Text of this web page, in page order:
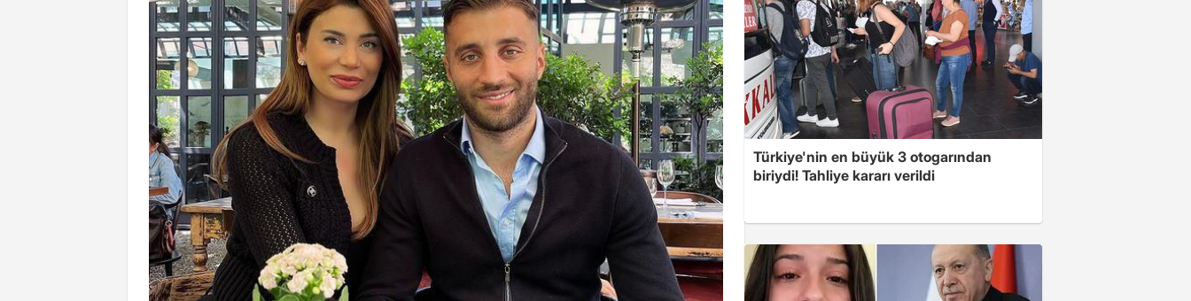
Türkiye'nin en büyük 3 otogarından
biriydi! Tahliye kararı verildi